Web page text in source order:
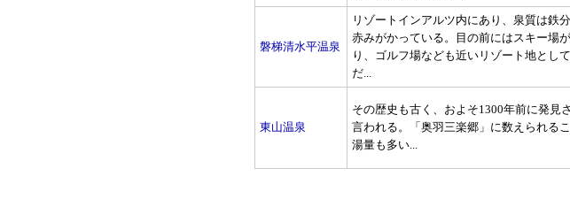
磐梯清水平温泉
リゾートインアルツ内にあり、泉質は鉄
赤みがかっている。目の前にはスキー場
り、ゴルフ場なども近いリゾート地とし
だ...
東山温泉
その歴史も古く、およそ1300年前に発見
言われる。「奥羽三楽郷」に数えられる
湯量も多い...